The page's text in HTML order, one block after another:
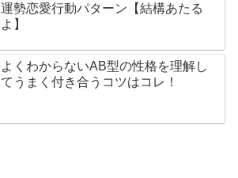
運勢恋愛行動パターン【結構あたる
よ】
よくわからないAB型の性格を理解し
てうまく付き合うコツはコレ！